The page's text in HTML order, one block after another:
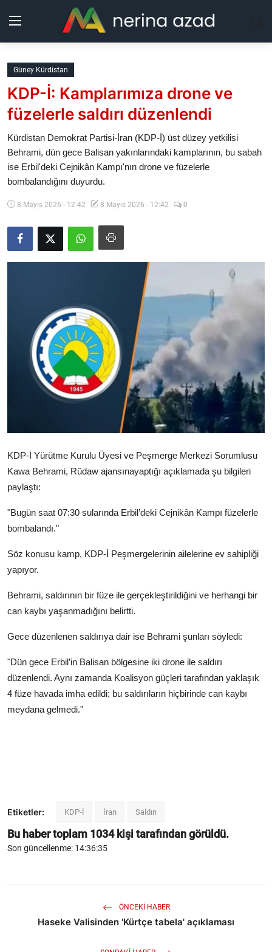
Kurdistan
Bölgeler
Güncel
Analiz
Galeri
Arşiv
İletişim
Kurdi
Güney Kürdistan
KDP-İ: Kamplarımıza drone ve
füzelerle saldırı düzenlendi
Kürdistan Demokrat Partisi-İran (KDP-İ) üst düzey yetkilisi
Behrami, dün gece Balisan yakınlarındaki kamplarının, bu sabah
ise Erbil'deki Cejnikân Kampı'nın drone ve füzelerle
bombalandığını duyurdu.
8 Mayıs 2026 - 12:42 8 Mayıs 2026 - 12:42 0
KDP-İ Yürütme Kurulu Üyesi ve Peşmerge Merkezi Sorumlusu
Kawa Behrami, Rûdaw ajansınayaptığı açıklamada şu bilgileri
paylaştı:
"Bugün saat 07:30 sularında Erbil’deki Cejnikân Kampı füzelerle
bombalandı."
Söz konusu kamp, KDP-İ Peşmergelerinin ailelerine ev sahipliği
yapıyor.
Behrami, saldırının bir füze ile gerçekleştirildiğini ve herhangi bir
can kaybı yaşanmadığını belirtti.
Gece düzenlenen saldırıya dair ise Behrami şunları söyledi:
"Dün gece Erbil’in Balisan bölgesine iki drone ile saldırı
düzenlendi. Aynı zamanda Koalisyon güçleri tarafından yaklaşık
4 füze havada imha edildi; bu saldırıların hiçbirinde can kaybı
meydana gelmedi."
Etiketler: KDP-İ İran Saldırı
Bu haber toplam 1034kişi tarafından görüldü.
Son güncellenme: 14:36:35
ÖNCEKI HABER
Haseke Valisinden 'Kürtçe tabela' açıklaması